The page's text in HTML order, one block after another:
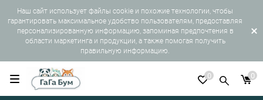
Наш сайт использует файлы cookie и похожие технологии, чтобы
гарантировать максимальное удобство пользователям, предоставляя
персонализированную информацию, запоминая предпочтения в
области маркетинга и продукции, а также помогая получить
правильную информацию.
0 0